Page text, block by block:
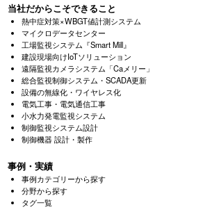
当社だからこそできること
熱中症対策×WBGT値計測システム
マイクロデータセンター
工場監視システム『Smart Mill』
建設現場向けIoTソリューション
遠隔監視カメラシステム「Caメリー」
総合監視制御システム・SCADA更新
設備の無線化・ワイヤレス化
電気工事・電気通信工事
小水力発電監視システム
制御監視システム設計
制御機器 設計・製作
事例・実績
事例カテゴリーから探す
分野から探す
タグ一覧